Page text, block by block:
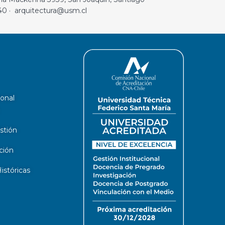
· arquitectura@usm.cl